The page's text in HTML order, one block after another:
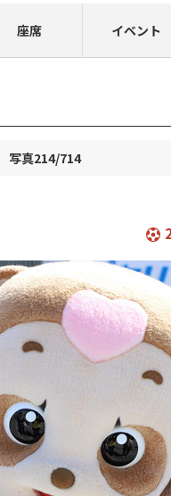
座席 イベント
写真214/714